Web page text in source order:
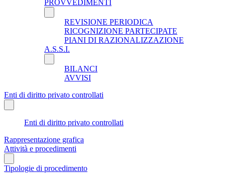
PROVVEDIMENTI
REVISIONE PERIODICA
RICOGNIZIONE PARTECIPATE
PIANI DI RAZIONALIZZAZIONE
A.S.S.I.
BILANCI
AVVISI
Enti di diritto privato controllati
Enti di diritto privato controllati
Rappresentazione grafica
Attività e procedimenti
Tipologie di procedimento